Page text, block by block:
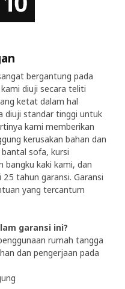
bergantung pada
diuji secara teliti
ketat dalam hal
diuji standar tinggi untuk
kami memberikan
kerusakan bahan dan
sofa, kursi
kaki kami, dan
tahun garansi. Garansi
yang tercantum
garansi ini?
rumah tangga
dan pengerjaan pada